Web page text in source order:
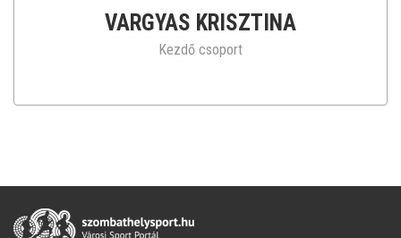
VARGYAS KRISZTINA
Kezdő csoport